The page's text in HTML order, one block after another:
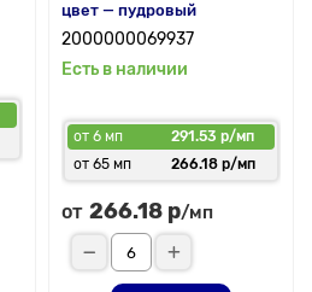
цвет — пудровый
2000000069937
Есть в наличии
от 6 мп
291.53 р/мп
от 65 мп
266.18 р/мп
от 266.18 р/мп